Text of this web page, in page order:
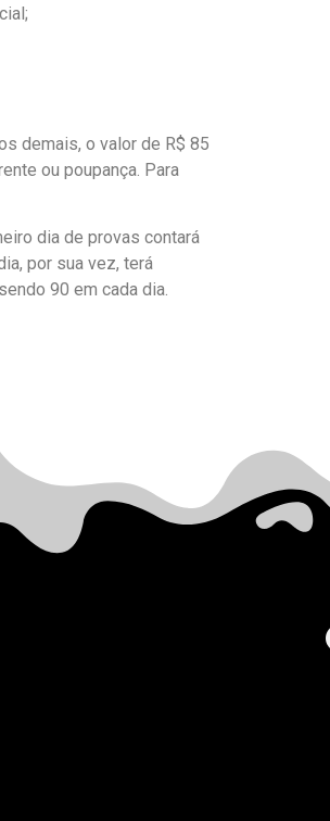
demais, o valor de R$ 85
ou poupança. Para
dia de provas contará
por sua vez, terá
90 em cada dia.